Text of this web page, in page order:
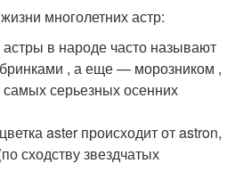
многолетних астр:
в народе часто называют
, а еще — морозником ,
самых серьезных осенних
aster происходит от astron,
сходству звездчатых